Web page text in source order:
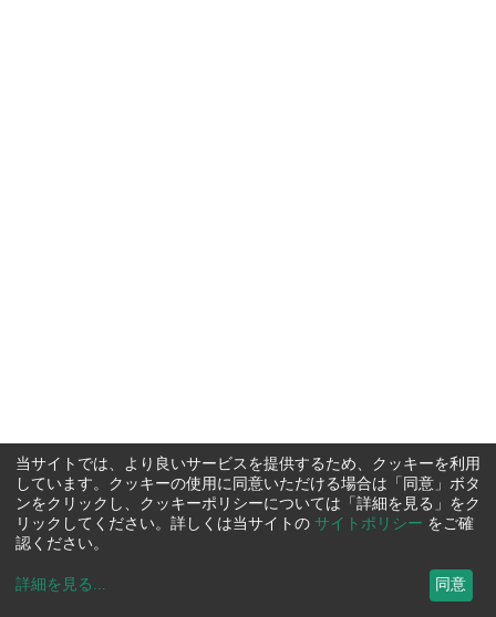
当サイトでは、より良いサービスを提供するため、クッキーを利用
しています。クッキーの使用に同意いただける場合は「同意」ボタ
ンをクリックし、クッキーポリシーについては「詳細を見る」をク
リックしてください。詳しくは当サイトの サイトポリシー をご確
認ください。
詳細を見る ... 同意